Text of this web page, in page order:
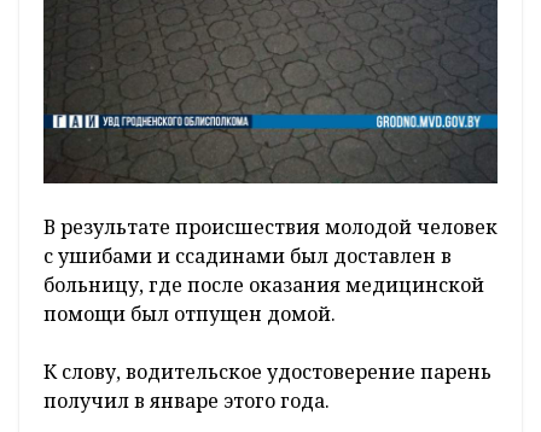
В результате происшествия молодой человек
с ушибами и ссадинами был доставлен в
больницу, где после оказания медицинской
помощи был отпущен домой.
К слову, водительское удостоверение парень
получил в январе этого года.